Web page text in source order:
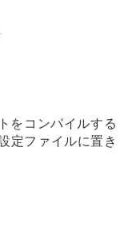
コンパイルする
定ファイルに置き